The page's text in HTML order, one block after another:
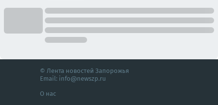
© Лента новостей Запорожья
Email: info@newszp.ru
О нас